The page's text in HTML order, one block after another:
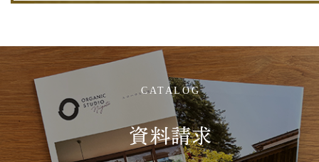
CATALOG
資料請求